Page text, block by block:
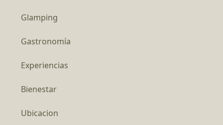
Glamping
Gastronomía
Experiencias
Bienestar
Ubicacion